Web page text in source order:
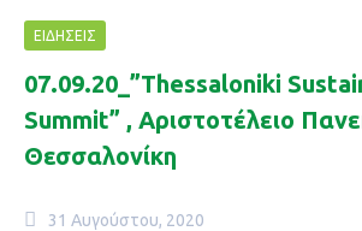
ΕΙΔΉΣΕΙΣ
07.09.20_”Thessaloniki
Summit” , Aριστοτέλειο
Θεσσαλονίκη
31 Αυγούστου, 2020